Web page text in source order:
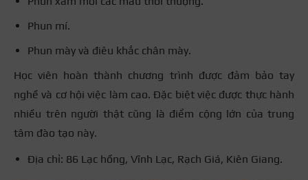
Phun mí.
Phun mày và điêu khắc chân mày.
Học viên hoàn thành chương trình được đảm bảo tay
nghề và cơ hội việc làm cao. Đặc biệt việc được thực hành
nhiều trên người thật cũng là điểm cộng lớn của trung
tâm đào tạo này.
Địa chỉ: 86 Lạc hồng, Vĩnh Lạc, Rạch Giá, Kiên Giang.